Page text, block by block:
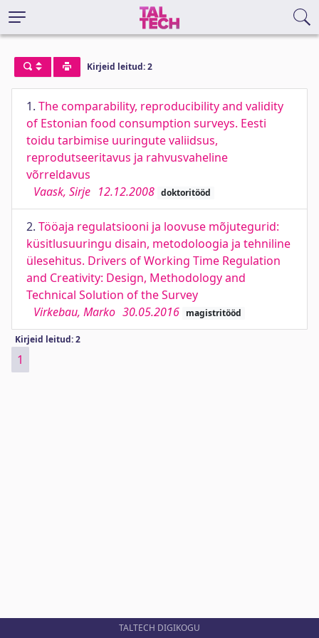
Kirjeid leitud: 2
1. The comparability, reproducibility and validity
of Estonian food consumption surveys. Eesti
toidu tarbimise uuringute valiidsus,
reprodutseeritavus ja rahvusvaheline
võrreldavus
Vaask, Sirje 12.12.2008 doktoritööd
2. Tööaja regulatsiooni ja loovuse mõjutegurid:
küsitlusuuringu disain, metodoloogia ja tehniline
ülesehitus. Drivers of Working Time Regulation
and Creativity: Design, Methodology and
Technical Solution of the Survey
Virkebau, Marko 30.05.2016 magistritööd
Kirjeid leitud: 2
1
TALTECH DIGIKOGU